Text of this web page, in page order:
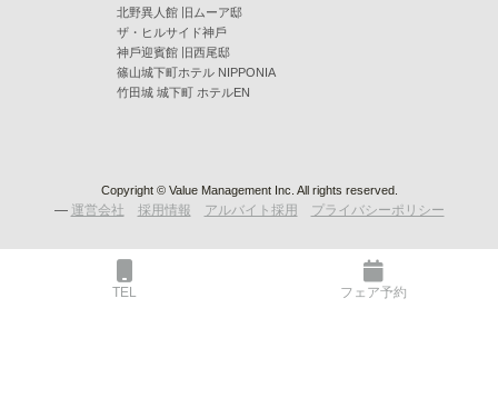
北野異人館 旧ムーア邸
ザ・ヒルサイド神⼾
神⼾迎賓館 旧⻄尾邸
篠⼭城下町ホテル NIPPONIA
⽵⽥城 城下町 ホテルEN
Copyright © Value Management Inc. All rights reserved.
— 運営会社 採用情報 アルバイト採用 プライバシーポリシー
TEL フェア予約